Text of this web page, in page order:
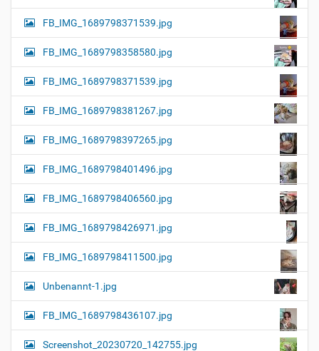
FB_IMG_1689798371539.jpg
FB_IMG_1689798358580.jpg
FB_IMG_1689798371539.jpg
FB_IMG_1689798381267.jpg
FB_IMG_1689798397265.jpg
FB_IMG_1689798401496.jpg
FB_IMG_1689798406560.jpg
FB_IMG_1689798426971.jpg
FB_IMG_1689798411500.jpg
Unbenannt-1.jpg
FB_IMG_1689798436107.jpg
Screenshot_20230720_142755.jpg